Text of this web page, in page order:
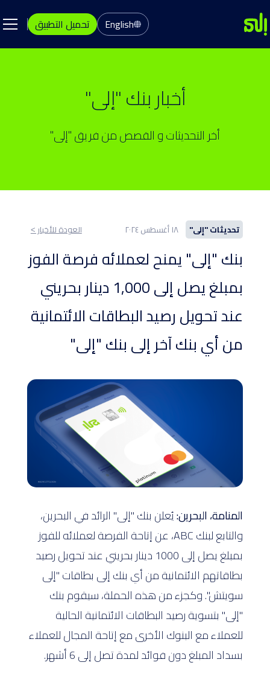
English تحميل التطبيق
أخبار بنك "إلى"
أخر التحديثات و القصص من فريق "إلى"
تحديثات "إلى" ١٨ أغسطس ٢٠٢٤ العودة للأخبار ˂
بنك "إلى" يمنح لعملائه فرصة الفوز
بمبلغ يصل إلى 1,000 دينار بحريني
عند تحويل رصيد البطاقات الائتمانية
من أي بنك آخر إلى بنك "إلى"
المنامة، البحرين:يُعلن بنك "إلى" الرائد في البحرين،
والتابع لبنك ABC، عن إتاحة الفرصة لعملائه للفوز
بمبلغ يصل إلى 1000 دينار بحريني عند تحويل رصيد
بطاقاتهم الائتمانية من أي بنك إلى بطاقات "إلى
سويتش". وكجزء من هذه الحملة، سيقوم بنك
"إلى" بتسوية رصيد البطاقات الائتمانية الحالية
للعملاء مع البنوك الأخرى مع إتاحة المجال للعملاء
بسداد المبلغ دون فوائد لمدة تصل إلى 6 أشهر.